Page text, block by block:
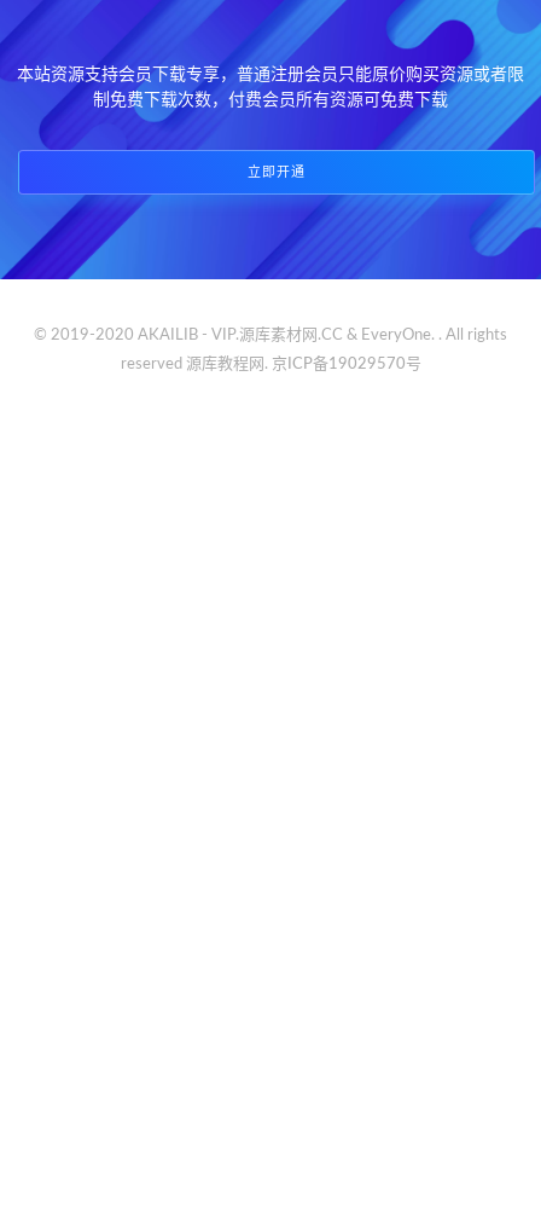
本站资源支持会员下载专享，普通注册会员只能原价购买资源或者限
制免费下载次数，付费会员所有资源可免费下载
立即开通
© 2019-2020 AKAILIB - VIP.源库素材网.CC & EveryOne. . All rights
reserved 源库教程网. 京ICP备19029570号